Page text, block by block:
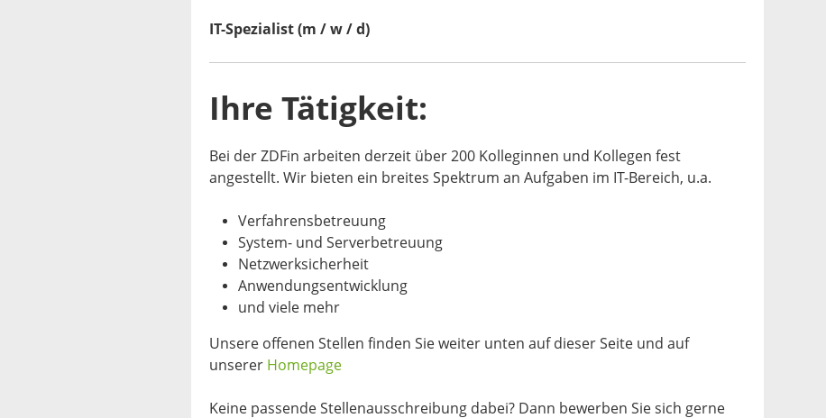
IT-Spezialist (m / w / d)
Ihre Tätigkeit:
Bei der ZDFin arbeiten derzeit über 200 Kolleginnen und Kollegen fest
angestellt. Wir bieten ein breites Spektrum an Aufgaben im IT-Bereich, u.a.
Verfahrensbetreuung
System- und Serverbetreuung
Netzwerksicherheit
Anwendungsentwicklung
und viele mehr
Unsere offenen Stellen finden Sie weiter unten auf dieser Seite und auf
unserer Homepage
Keine passende Stellenausschreibung dabei? Dann bewerben Sie sich gerne